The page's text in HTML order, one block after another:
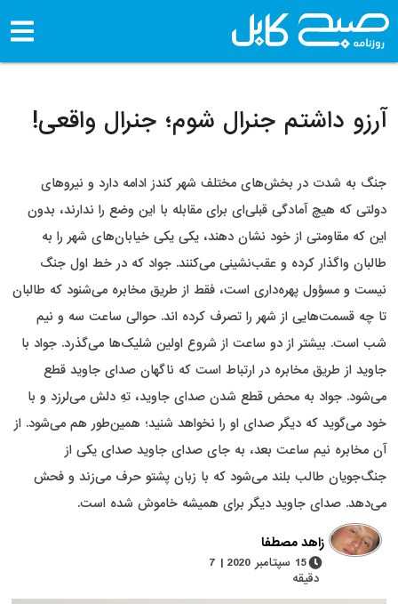
آرزو داشتم جنرال شوم؛ جنرال واقعی!
جنگ به شدت در بخش‌های مختلف شهر کندز ادامه دارد و نیروهای
دولتی که هیچ آمادگی قبلی‌ای برای مقابله با این وضع را ندارند، بدون
این که مقاومتی از خود نشان دهند، یکی یکی خیابان‌های شهر را به
طالبان واگذار کرده و عقب‌نشینی می‌کنند. جواد که در خط اول جنگ
نیست و مسؤول پهره‌داری است، فقط از طریق مخابره می‌شنود که طالبان
تا چه قسمت‌هایی از شهر را تصرف کرده اند. حوالی ساعت سه و نیم
شب است. بیشتر از دو ساعت از شروع اولین شلیک‌ها می‌گذرد. جواد با
جاوید از طریق مخابره در ارتباط است که ناگهان صدای جاوید قطع
می‌شود. جواد به محض قطع شدن صدای جاوید، تهِ دلش می‌لرزد و با
خود می‌گوید که دیگر صدای او را نخواهد شنید؛ همین‌طور هم می‌شود. از
آن مخابره نیم ساعت بعد، به جای صدای جاوید صدای یکی از
جنگ‌جویان طالب بلند می‌شود که با زبان پشتو حرف می‌زند و فحش
می‌دهد. صدای جاوید دیگر برای همیشه خاموش شده است.
زاهد مصطفا
15 سپتامبر 2020 | 7
دقیقه